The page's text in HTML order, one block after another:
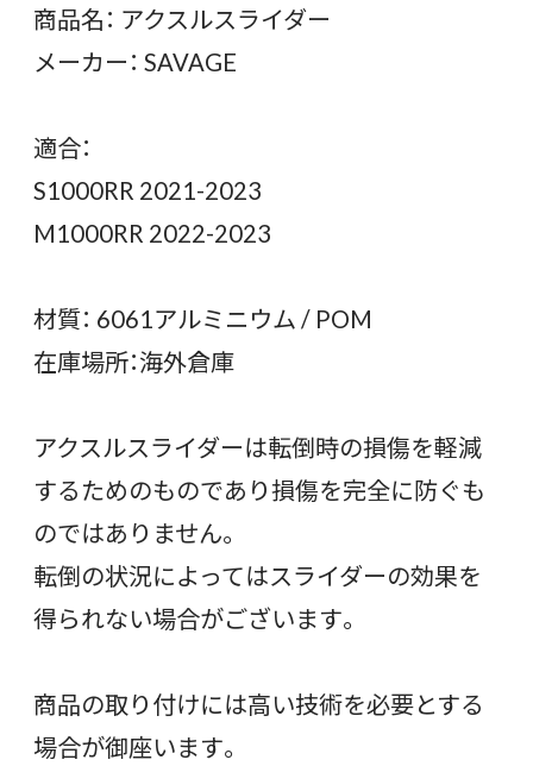
商品名： アクスルスライダー
メーカー： SAVAGE
適合：
S1000RR 2021-2023
M1000RR 2022-2023
材質： 6061アルミニウム / POM
在庫場所：海外倉庫
アクスルスライダーは転倒時の損傷を軽減
するためのものであり損傷を完全に防ぐも
のではありません。
転倒の状況によってはスライダーの効果を
得られない場合がございます。
商品の取り付けには高い技術を必要とする
場合が御座います。